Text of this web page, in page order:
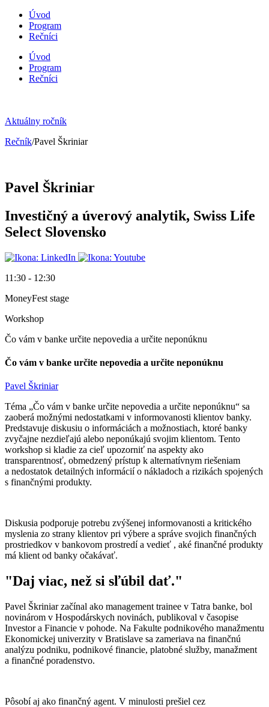
Úvod
Program
Rečníci
Úvod
Program
Rečníci
Aktuálny ročník
Rečník/Pavel Škriniar
Pavel Škriniar
Investičný a úverový analytik, Swiss Life
Select Slovensko
11:30 - 12:30
MoneyFest stage
Workshop
Čo vám v banke určite nepovedia a určite neponúknu
Čo vám v banke určite nepovedia a určite neponúknu
Pavel Škriniar
Téma „Čo vám v banke určite nepovedia a určite neponúknu“ sa
zaoberá možnými nedostatkami v informovanosti klientov banky.
Predstavuje diskusiu o informáciách a možnostiach, ktoré banky
zvyčajne nezdieľajú alebo neponúkajú svojim klientom. Tento
workshop si kladie za cieľ upozorniť na aspekty ako
transparentnosť, obmedzený prístup k alternatívnym riešeniam
a nedostatok detailných informácií o nákladoch a rizikách spojených
s finančnými produkty.
Diskusia podporuje potrebu zvýšenej informovanosti a kritického
myslenia zo strany klientov pri výbere a správe svojich finančných
prostriedkov v bankovom prostredí a vedieť , aké finančné produkty
má klient od banky očakávať.
"Daj viac, než si sľúbil dať."
Pavel Škriniar začínal ako management trainee v Tatra banke, bol
novinárom v Hospodárskych novinách, publikoval v časopise
Investor a Financie v pohode. Na Fakulte podnikového manažmentu
Ekonomickej univerzity v Bratislave sa zameriava na finančnú
analýzu podniku, podnikové financie, platobné služby, manažment
a finančné poradenstvo.
Pôsobí aj ako finančný agent. V minulosti prešiel cez